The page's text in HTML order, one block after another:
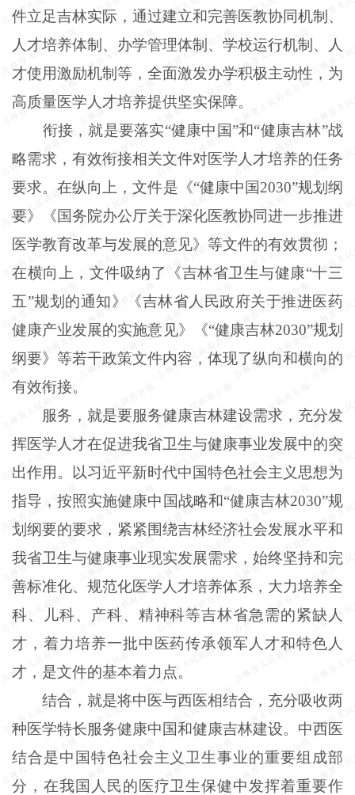
件立足吉林实际，通过建立和完善医教协同机制、
人才培养体制、办学管理体制、学校运行机制、人
才使用激励机制等，全面激发办学积极主动性，为
高质量医学人才培养提供坚实保障。
衔接，就是要落实“健康中国”和“健康吉林”战
略需求，有效衔接相关文件对医学人才培养的任务
要求。在纵向上，文件是《“健康中国2030”规划纲
要》《国务院办公厅关于深化医教协同进一步推进
医学教育改革与发展的意见》等文件的有效贯彻；
在横向上，文件吸纳了《吉林省卫生与健康“十三
五”规划的通知》《吉林省人民政府关于推进医药
健康产业发展的实施意见》《“健康吉林2030”规划
纲要》等若干政策文件内容，体现了纵向和横向的
有效衔接。
服务，就是要服务健康吉林建设需求，充分发
挥医学人才在促进我省卫生与健康事业发展中的突
出作用。以习近平新时代中国特色社会主义思想为
指导，按照实施健康中国战略和“健康吉林2030”规
划纲要的要求，紧紧围绕吉林经济社会发展水平和
我省卫生与健康事业现实发展需求，始终坚持和完
善标准化、规范化医学人才培养体系，大力培养全
科、儿科、产科、精神科等吉林省急需的紧缺人
才，着力培养一批中医药传承领军人才和特色人
才，是文件的基本着力点。
结合，就是将中医与西医相结合，充分吸收两
种医学特长服务健康中国和健康吉林建设。中西医
结合是中国特色社会主义卫生事业的重要组成部
分，在我国人民的医疗卫生保健中发挥着重要作